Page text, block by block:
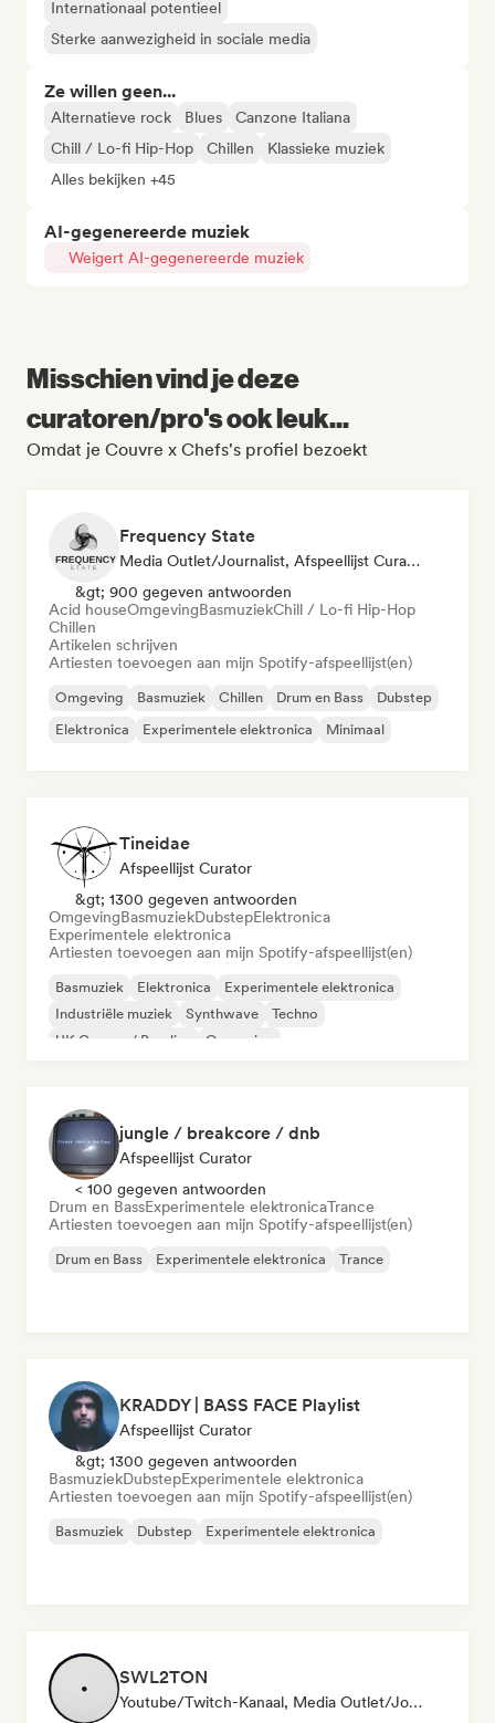
Internationaal potentieel
Sterke aanwezigheid in sociale media
Ze willen geen...
Alternatieve rock Blues
Canzone Italiana
Chill / Lo-fi Hip-Hop
Chillen
Klassieke muziek
Alles bekijken +45
AI-gegenereerde muziek
Weigert AI-gegenereerde muziek
Misschien vind je deze
curatoren/pro's ook leuk...
Omdat je Couvre x Chefs's profiel bezoekt
Frequency State
Media Outlet/Journalist, Afspeellijst Curator
&gt; 900 gegeven antwoorden
Acid houseOmgevingBasmuziekChill / Lo-fi Hip-Hop
Chillen
Artikelen schrijven
Artiesten toevoegen aan mijn Spotify-afspeellijst(en)
Omgeving Basmuziek Chillen Drum en Bass
Dubstep
Elektronica
Experimentele elektronica Minimaal
Tineidae
Afspeellijst Curator
&gt; 1300 gegeven antwoorden
OmgevingBasmuziekDubstepElektronica
Experimentele elektronica
Artiesten toevoegen aan mijn Spotify-afspeellijst(en)
Basmuziek Elektronica
Experimentele elektronica
Industriële muziek
Synthwave
Techno
UK Garage / Bassline
Omgeving
jungle / breakcore / dnb
Afspeellijst Curator
< 100 gegeven antwoorden
Drum en BassExperimentele elektronicaTrance
Artiesten toevoegen aan mijn Spotify-afspeellijst(en)
Drum en Bass Experimentele elektronica Trance
KRADDY | BASS FACE Playlist
Afspeellijst Curator
&gt; 1300 gegeven antwoorden
BasmuziekDubstepExperimentele elektronica
Artiesten toevoegen aan mijn Spotify-afspeellijst(en)
Basmuziek Dubstep Experimentele elektronica
SWL2TON
Youtube/Twitch-Kanaal, Media Outlet/Journalist